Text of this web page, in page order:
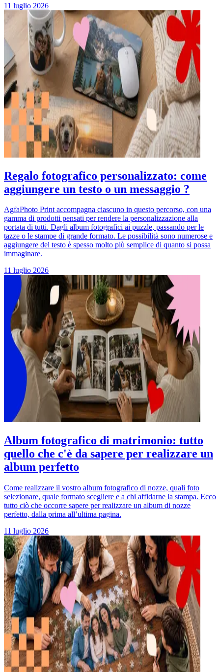
11 luglio 2026
Regalo fotografico personalizzato: come
aggiungere un testo o un messaggio ?
AgfaPhoto Print accompagna ciascuno in questo percorso, con una
gamma di prodotti pensati per rendere la personalizzazione alla
portata di tutti. Dagli album fotografici ai puzzle, passando per le
tazze o le stampe di grande formato. Le possibilità sono numerose e
aggiungere del testo è spesso molto più semplice di quanto si possa
immaginare.
11 luglio 2026
Album fotografico di matrimonio: tutto
quello che c'è da sapere per realizzare un
album perfetto
Come realizzare il vostro album fotografico di nozze, quali foto
selezionare, quale formato scegliere e a chi affidarne la stampa. Ecco
tutto ciò che occorre sapere per realizzare un album di nozze
perfetto, dalla prima all’ultima pagina.
11 luglio 2026